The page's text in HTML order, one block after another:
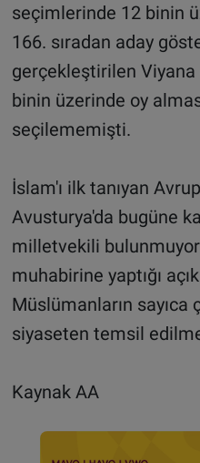
seçimlerinde 12 binin
166. sıradan aday
gerçekleştirilen
binin üzerinde oy
seçilememişti.
İslam'ı ilk tanıyan
Avusturya'da bugüne
milletvekili
muhabirine yaptığı
Müslümanların sayıca
siyaseten temsil
Kaynak AA